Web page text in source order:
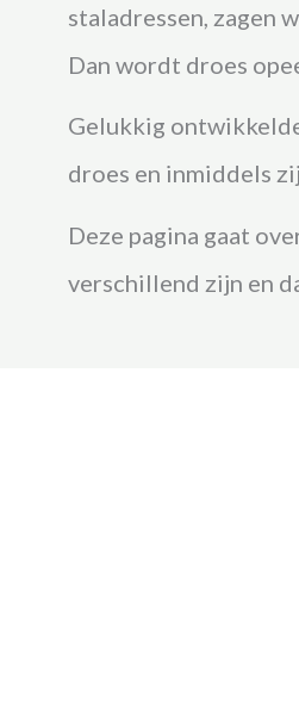
staladressen, zagen
Dan wordt droes
Gelukkig
droes en inmiddels
Deze pagina gaat
verschillend zijn en